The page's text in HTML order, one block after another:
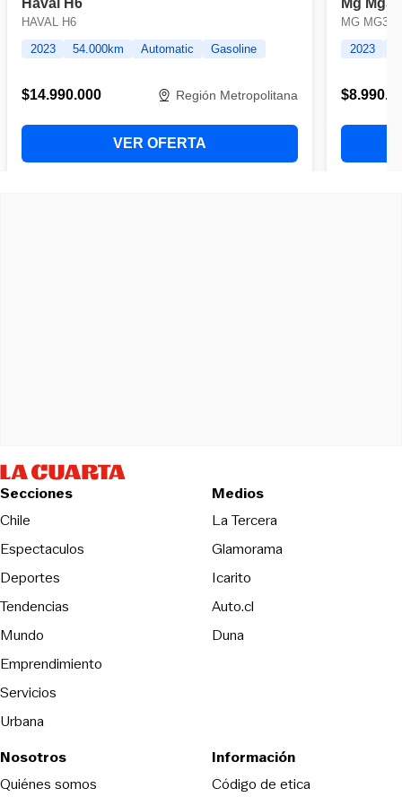
Secciones
Chile
Espectaculos
Deportes
Tendencias
Mundo
Emprendimiento
Servicios
Urbana
Medios
La TerceraOpens in new
Glamorama
Icarito
Auto.cl
DunaOpens in new window
Nosotros
Quiénes somos
Información
Código de eticaOpens in new